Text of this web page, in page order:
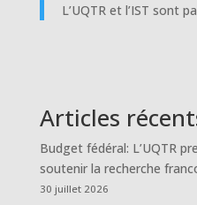
L’UQTR et l’IST sont
Articles
Budget fédéral: L’UQTR
soutenir la recherche
30 juillet 2026